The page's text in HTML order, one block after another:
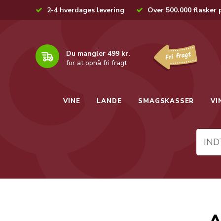
2-4 hverdages levering Over 500.000 flasker
Du mangler 499 kr.
for at opnå fri fragt
VINE LANDE SMAGSKASSER